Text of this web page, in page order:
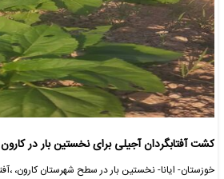
کشت آفتابگردان آجیلی برای نخستین بار در کارون